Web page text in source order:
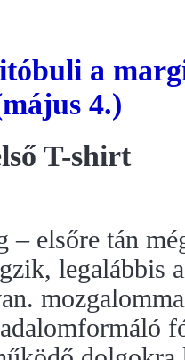
a
4.)
T-shirt
– elsőre tán
legalábbis